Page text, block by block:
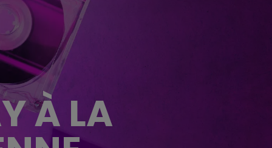
À LA